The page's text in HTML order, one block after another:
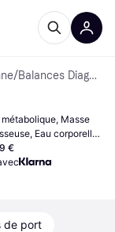
/ Balances Diagnostiques
Masse
Eau corporelle,
€
de port